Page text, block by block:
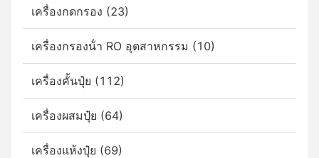
เครื่องกดกรอง (23)
เครื่องกรองน้ํา RO อุตสาหกรรม (10)
เครื่องคั้นปุ๋ย (112)
เครื่องผสมปุ๋ย (64)
เครื่องแห้งปุ๋ย (69)